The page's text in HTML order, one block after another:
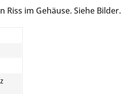
im Gehäuse. Siehe Bilder.